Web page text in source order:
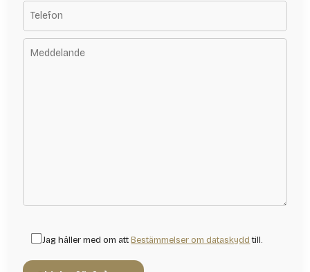
Jag håller med om attBestämmelser om dataskyddtill.